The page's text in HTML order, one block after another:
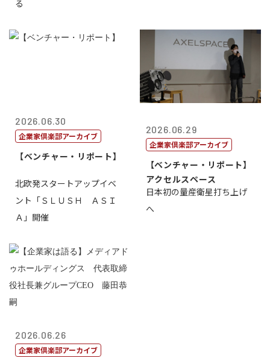
る
2026.06.30
企業家倶楽部アーカイブ
【ベンチャー・リポート】
北欧発スタートアップイベ
ント「ＳＬＵＳＨ ＡＳＩ
Ａ」開催
2026.06.29
企業家倶楽部アーカイブ
【ベンチャー・リポート】
アクセルスペース
日本初の量産衛星打ち上げ
へ
2026.06.26
企業家倶楽部アーカイブ